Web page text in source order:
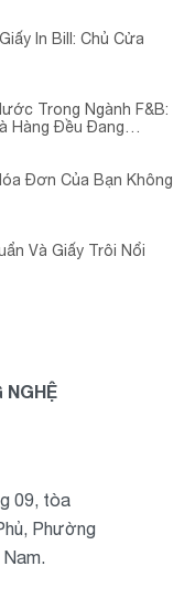
In Bill: Chủ Cửa
Trong Ngành F&B:
Hàng Đều Đang
Đơn Của Bạn Không
Và Giấy Trôi Nổi
NGHỆ
09, tòa
Phường